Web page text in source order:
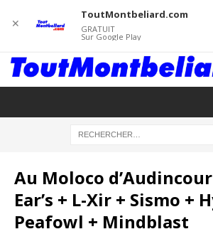
Au Moloco
Ear’s + L-Xir + Sismo +
Peafowl + Mindblast
✕
ToutMontbeliard.com
GRATUIT
Sur Google Play